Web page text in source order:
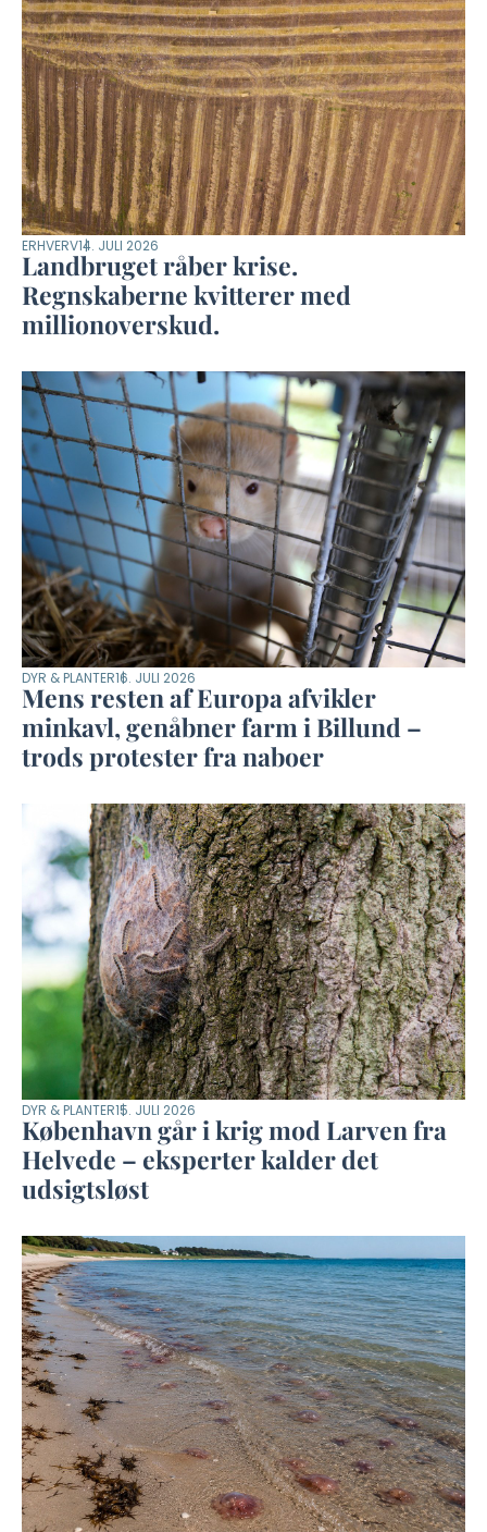
ERHVERV14. JULI 2026
Landbruget råber krise.
Regnskaberne kvitterer med
millionoverskud.
DYR & PLANTER16. JULI 2026
Mens resten af Europa afvikler
minkavl, genåbner farm i Billund –
trods protester fra naboer
DYR & PLANTER15. JULI 2026
København går i krig mod Larven fra
Helvede – eksperter kalder det
udsigtsløst